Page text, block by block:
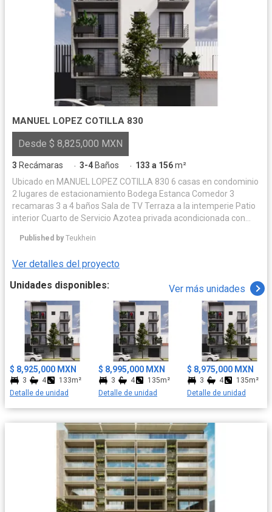
MANUEL LOPEZ COTILLA 830
Desde $ 8,825,000 MXN
3 Recámaras · 3-4 Baños · 133 a 156m²
Ubicado en MANUEL LOPEZ COTILLA 830 6 casas en condominio
2 lugares de estacionamiento Bodega Estanca Comedor 3
recamaras 3 a 4 baños Sala de TV Terraza a la intemperie Patio
interior Cuarto de Servicio Azotea privada acondicionada con
Published by Teukhein
Ver detalles del proyecto
Unidades disponibles:
Ver más unidades
$ 8,925,000 MXN
3 4
133m²
Detalle de unidad
$ 8,995,000 MXN
3 4
135m²
Detalle de unidad
$ 8,975,000 MXN
3 4
135m²
Detalle de unidad